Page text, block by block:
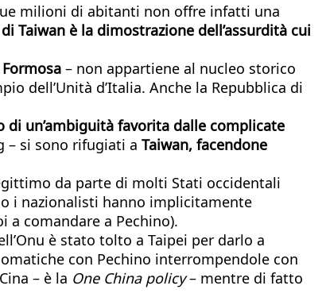
milioni di abitanti non offre infatti una
Taiwan è la dimostrazione dell’assurdità cui
– non appartiene al nucleo storico
dell’Unità d’Italia. Anche la Repubblica di
un’ambiguità favorita dalle complicate
– si sono rifugiati a Taiwan, facendone
da parte di molti Stati occidentali
i nazionalisti hanno implicitamente
comandare a Pechino).
è stato tolto a Taipei per darlo a
con Pechino interrompendole con
– è la One China policy– mentre di fatto